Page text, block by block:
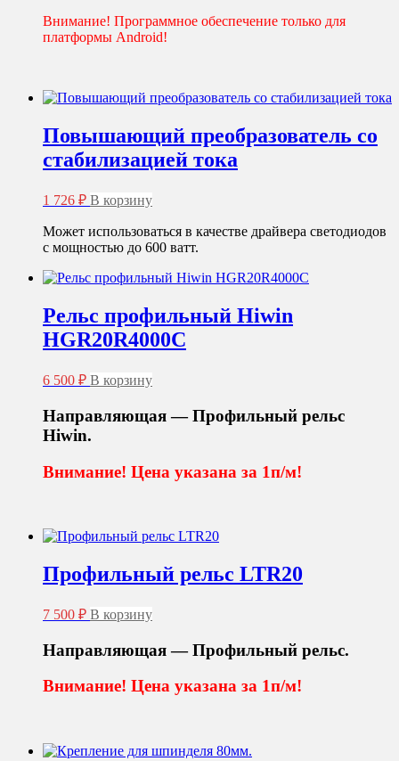
Внимание! Программное обеспечение только для
платформы Android!
Повышающий преобразователь со
стабилизацией тока
1 726 ₽ В корзину
Может использоваться в качестве драйвера светодиодов
с мощностью до 600 ватт.
Рельс профильный Hiwin
HGR20R4000С
6 500 ₽ В корзину
Направляющая — Профильный рельс
Hiwin.
Внимание! Цена указана за 1п/м!
Профильный рельс LTR20
7 500 ₽ В корзину
Направляющая — Профильный рельс.
Внимание! Цена указана за 1п/м!